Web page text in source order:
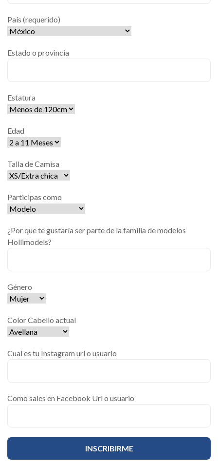
País (requerido)
Estado o provincia
Estatura
Edad
Talla de Camisa
Participas como
¿Por que te gustaría ser parte de la familia de modelos
Hollimodels?
Género
Color Cabello actual
Cual es tu Instagram url o usuario
Como sales en Facebook Url o usuario